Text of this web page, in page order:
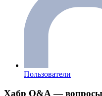
Пользователи
Хабр Q&A — вопросы